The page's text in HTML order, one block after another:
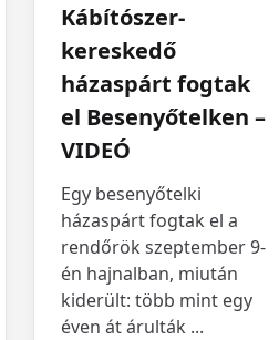
Kábítószer-
kereskedő
házaspárt fogtak
el Besenyőtelken –
VIDEÓ
Egy besenyőtelki
házaspárt fogtak el a
rendőrök szeptember 9-
én hajnalban, miután
kiderült: több mint egy
éven át árulták ...